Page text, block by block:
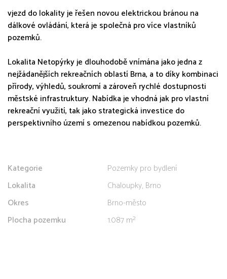
vjezd do lokality je řešen novou elektrickou bránou na
dálkové ovládání, která je společná pro více vlastníků
pozemků.
Lokalita Netopýrky je dlouhodobě vnímána jako jedna z
nejžádanějších rekreačních oblastí Brna, a to díky kombinaci
přírody, výhledů, soukromí a zároveň rychlé dostupnosti
městské infrastruktury. Nabídka je vhodná jak pro vlastní
rekreační využití, tak jako strategická investice do
perspektivního území s omezenou nabídkou pozemků.
Kategorie
Pozemky pro bydlení
Lokalita
Chaloupky, Brno
Okres
Brno-město
Plocha pozemku
1.087 m²